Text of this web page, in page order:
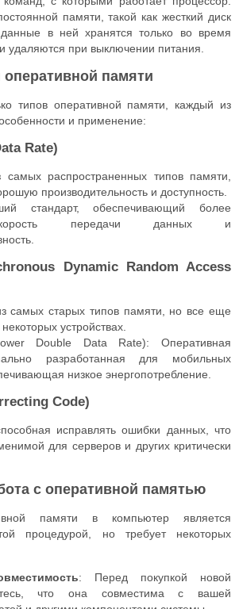
памяти, такой как жесткий диск
в ней хранятся только во время
удаляются при выключении питания.
памяти
типов оперативной памяти, каждый из
и применение:
Rate)
распространенных типов памяти,
производительность и доступность.
стандарт, обеспечивающий более
передачи данных и
Dynamic Random Access
самых старых типов памяти, но все еще
устройствах.
Double Data Rate): Оперативная
разработанная для мобильных
низкое энергопотребление.
Code)
исправлять ошибки данных, что
для серверов и других критически
с оперативной памятью
памяти в компьютер является
процедурой, но требует некоторых
: Перед покупкой новой
что она совместима с вашей